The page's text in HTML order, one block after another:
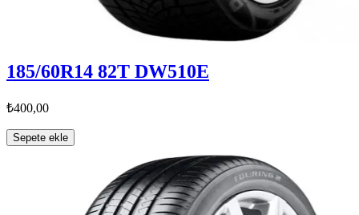
185/60R14 82T DW510E
₺400,00
Sepete ekle